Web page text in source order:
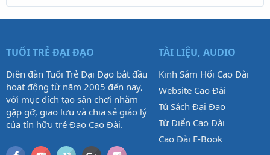
TUỔI TRẺ ĐẠI ĐẠO
Diễn đàn Tuổi Trẻ Đại Đạo bắt đầu
hoạt động từ năm 2005 đến nay,
với mục đích tạo sân chơi nhằm
gặp gỡ, giao lưu và chia sẻ giáo lý
của tín hữu trẻ Đạo Cao Đài.
TÀI LIỆU, AUDIO
Kinh Sám Hối Cao Đài
Website Cao Đài
Tủ Sách Đại Đạo
Từ Điển Cao Đài
Cao Đài E-Book